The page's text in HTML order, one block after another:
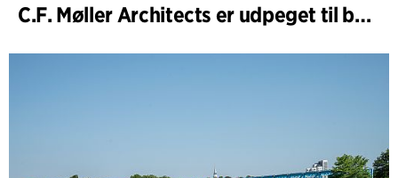
C.F. Møller Architects er udpeget til bygherrerådgiver i udvidelsen af Varde Rådhus